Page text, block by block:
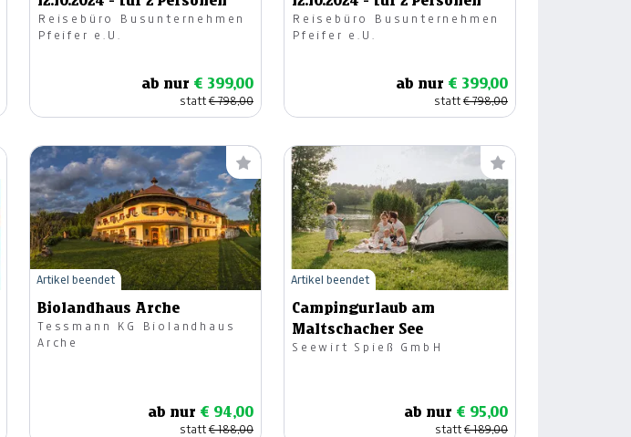
Reisebüro Busunternehmen
Pfeifer e.U.
ab nur € 399,00
statt€ 798,00
Reisebüro Busunternehmen
Pfeifer e.U.
ab nur € 399,00
statt€ 798,00
Biolandhaus Arche
Tessmann KG Biolandhaus
Arche
ab nur € 94,00
statt€ 188,00
Artikel beendet
Campingurlaub am
Maltschacher See
Seewirt Spieß GmbH
ab nur € 95,00
statt€ 189,00
Artikel beendet